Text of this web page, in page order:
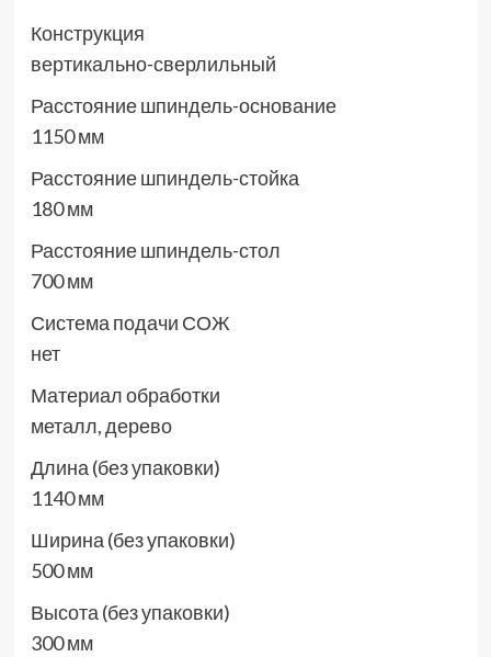
Конструкция
вертикально-сверлильный
Расстояние шпиндель-основание
1150 мм
Расстояние шпиндель-стойка
180 мм
Расстояние шпиндель-стол
700 мм
Система подачи СОЖ
нет
Материал обработки
металл, дерево
Длина (без упаковки)
1140 мм
Ширина (без упаковки)
500 мм
Высота (без упаковки)
300 мм